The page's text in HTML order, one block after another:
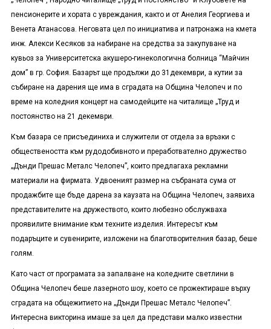
пенсионерите и хората с увреждания, както и от Анелия Георгиева и
Венета Атанасова. Неговата цел по инициатива и патронажа на кмета
инж. Алекси Кесяков за набиране на средства за закупуване на
кувьоз за Университетска акушеро-гинекологична болница “Майчин
дом” в гр. София. Базарът ще продължи до 31декември, а кутии за
събиране на дарения ще има в сградата на Община Челопеч и по
време на коледния концерт на самодейците на читалище „Труд и
постоянство на 21 декември.
Към базара се присъединиха и служители от отдела за връзки с
обществеността към рудодобивното и преработвателно дружество
„Дънди Прешас Металс Челопеч”, които предлагаха рекламни
материали на фирмата. Удвоеният размер на събраната сума от
продажбите ще бъде дарена за каузата на Община Челопеч, заявиха
представителите на дружеството, които любезно обслужваха
проявилите внимание към техните изделия. Интересът към
подаръците и сувенирите, изложени на благотворителния базар, беше
голям.
Като част от програмата за запалване на коледните светлини в
Община Челопеч беше лазерното шоу, което се прожектираше върху
сградата на общежитието на „Дънди Прешас Металс Челопеч”.
Интересна викторина имаше за цел да представи малко известни